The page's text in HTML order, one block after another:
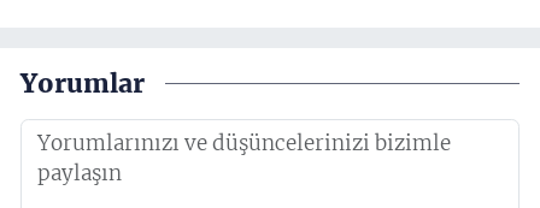
Yorumlar